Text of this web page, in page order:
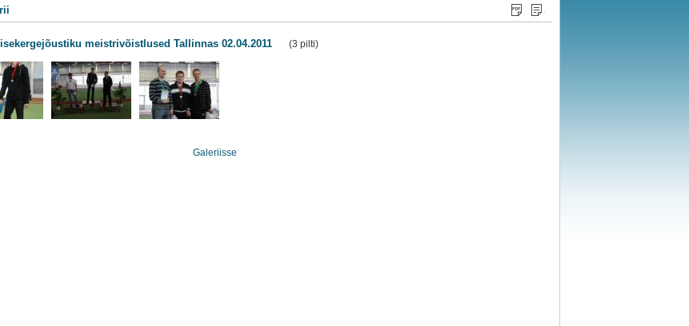
meistrivõistlused Tallinnas 02.04.2011(3 pilti)
Galeriisse